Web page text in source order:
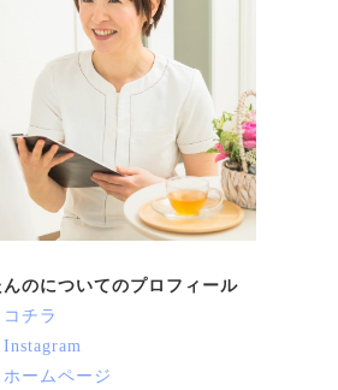
んのについてのプロフィール
コチラ
Instagram
ホームページ